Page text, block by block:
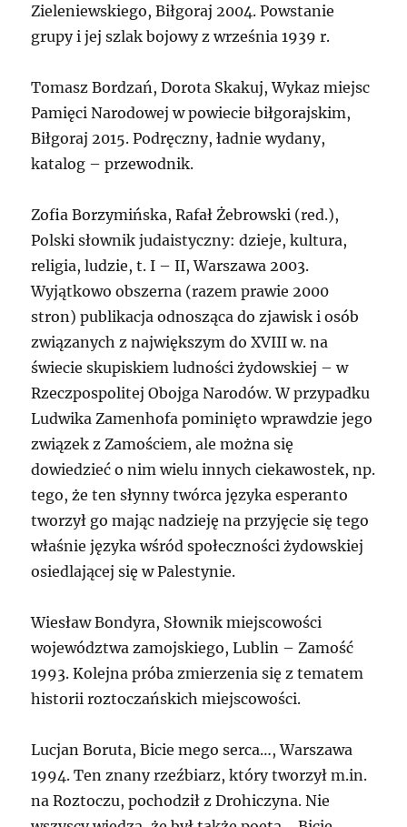
Zieleniewskiego, Biłgoraj 2004. Powstanie
grupy i jej szlak bojowy z września 1939 r.
Tomasz Bordzań, Dorota Skakuj, Wykaz miejsc
Pamięci Narodowej w powiecie biłgorajskim,
Biłgoraj 2015. Podręczny, ładnie wydany,
katalog – przewodnik.
Zofia Borzymińska, Rafał Żebrowski (red.),
Polski słownik judaistyczny: dzieje, kultura,
religia, ludzie, t. I – II, Warszawa 2003.
Wyjątkowo obszerna (razem prawie 2000
stron) publikacja odnosząca do zjawisk i osób
związanych z największym do XVIII w. na
świecie skupiskiem ludności żydowskiej – w
Rzeczpospolitej Obojga Narodów. W przypadku
Ludwika Zamenhofa pominięto wprawdzie jego
związek z Zamościem, ale można się
dowiedzieć o nim wielu innych ciekawostek, np.
tego, że ten słynny twórca języka esperanto
tworzył go mając nadzieję na przyjęcie się tego
właśnie języka wśród społeczności żydowskiej
osiedlającej się w Palestynie.
Wiesław Bondyra, Słownik miejscowości
województwa zamojskiego, Lublin – Zamość
1993. Kolejna próba zmierzenia się z tematem
historii roztoczańskich miejscowości.
Lucjan Boruta, Bicie mego serca…, Warszawa
1994. Ten znany rzeźbiarz, który tworzył m.in.
na Roztoczu, pochodził z Drohiczyna. Nie